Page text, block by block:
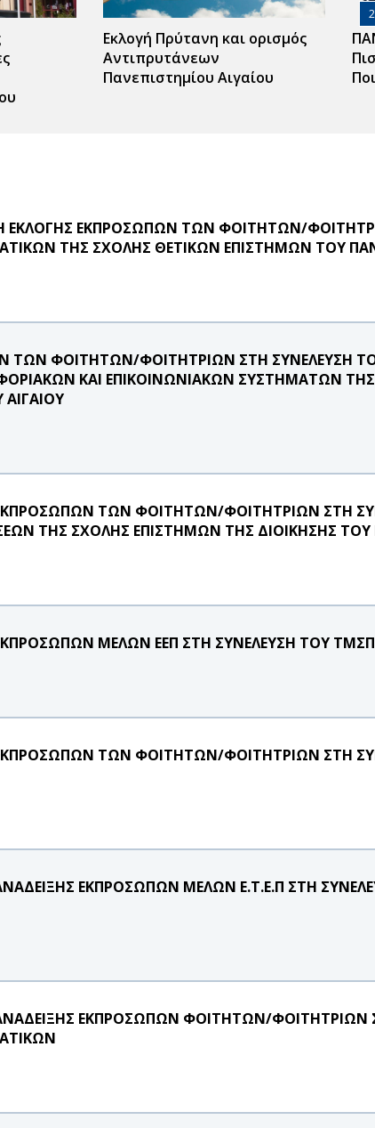
Εκλογή Πρύτανη και ορισμός
Αντιπρυτάνεων
Πανεπιστημίου Αιγαίου
ΕΚΛΟΓΗΣ ΕΚΠΡΟΣΩΠΩΝ ΤΩΝ ΦΟΙΤΗΤΩΝ/
ΤΗΣ ΣΧΟΛΗΣ ΘΕΤΙΚΩΝ ΕΠΙΣΤΗΜΩΝ ΤΟΥ
ΤΩΝ ΦΟΙΤΗΤΩΝ/ΦΟΙΤΗΤΡΙΩΝ ΣΤΗ ΣΥΝΕΛΕΥΣΗ
ΚΑΙ ΕΠΙΚΟΙΝΩΝΙΑΚΩΝ ΣΥΣΤΗΜΑΤΩΝ
ΤΩΝ ΦΟΙΤΗΤΩΝ/ΦΟΙΤΗΤΡΙΩΝ ΣΤΗ
ΤΗΣ ΣΧΟΛΗΣ ΕΠΙΣΤΗΜΩΝ ΤΗΣ ΔΙΟΙΚΗΣΗΣ ΤΟΥ
ΜΕΛΩΝ ΕΕΠ ΣΤΗ ΣΥΝΕΛΕΥΣΗ ΤΟΥ
ΤΩΝ ΦΟΙΤΗΤΩΝ/ΦΟΙΤΗΤΡΙΩΝ ΣΤΗ
ΕΚΠΡΟΣΩΠΩΝ ΜΕΛΩΝ Ε.Τ.Ε.Π ΣΤΗ
ΕΚΠΡΟΣΩΠΩΝ ΦΟΙΤΗΤΩΝ/ΦΟΙΤΗΤΡΙΩΝ